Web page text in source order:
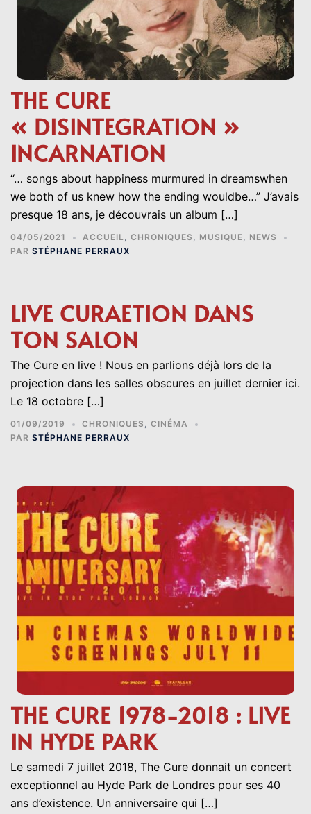
THE CURE
« DISINTEGRATION »
INCARNATION
“… songs about happiness murmured in dreamswhen
we both of us knew how the ending wouldbe…” J’avais
presque 18 ans, je découvrais un album […]
04/05/2021 ACCUEIL, CHRONIQUES , MUSIQUE, NEWS
PAR STÉPHANE PERRAUX
LIVE CURAETION DANS
TON SALON
The Cure en live ! Nous en parlions déjà lors de la
projection dans les salles obscures en juillet dernier ici.
Le 18 octobre […]
01/09/2019 CHRONIQUES , CINÉMA
PAR STÉPHANE PERRAUX
THE CURE 1978-2018 : LIVE
IN HYDE PARK
Le samedi 7 juillet 2018, The Cure donnait un concert
exceptionnel au Hyde Park de Londres pour ses 40
ans d’existence. Un anniversaire qui […]